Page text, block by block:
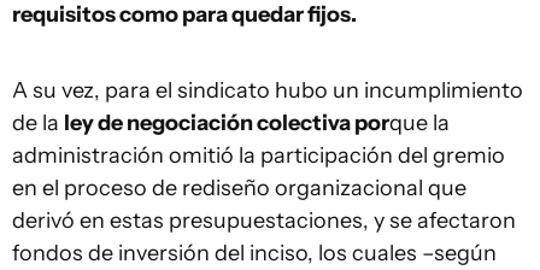
requisitos como para quedar fijos.
A su vez, para el sindicato hubo un incumplimiento
de la ley de negociación colectiva porque la
administración omitió la participación del gremio
en el proceso de rediseño organizacional que
derivó en estas presupuestaciones, y se afectaron
fondos de inversión del inciso, los cuales –según